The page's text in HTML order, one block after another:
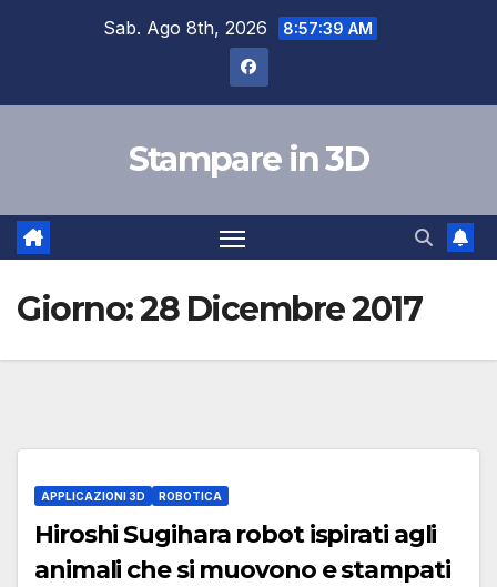
Sab. Ago 8th, 2026 8:57:40 AM
Stampare in 3D
Giorno:28 Dicembre 2017
APPLICAZIONI 3D ROBOTICA
Hiroshi Sugihara robot ispirati agli
animali che si muovono e stampati